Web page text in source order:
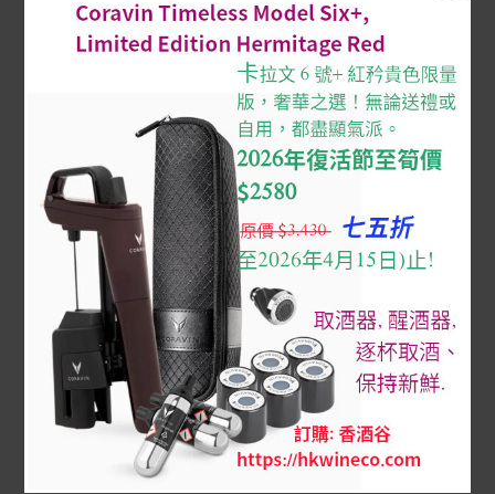
OUT OF STOCK
少, 訂購先查詢)
Read more
OUT OF STOCK
Cheval Blanc 白馬
Cheval Blanc 1960 ($/支, 量
少, 訂購先查詢)
$9,140
Read more
OUT OF STOCK OUT OF STOCK